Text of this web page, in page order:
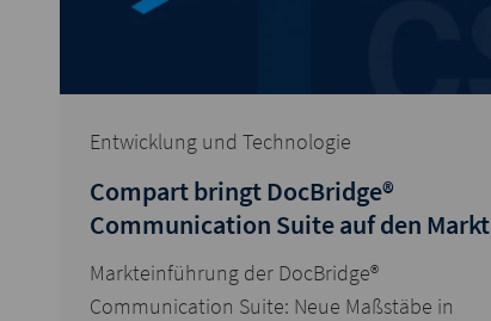
Entwicklung und Technologie
Compart bringt DocBridge®
Communication Suite auf den Markt
Markteinführung der DocBridge®
Communication Suite: Neue Maßstäbe in